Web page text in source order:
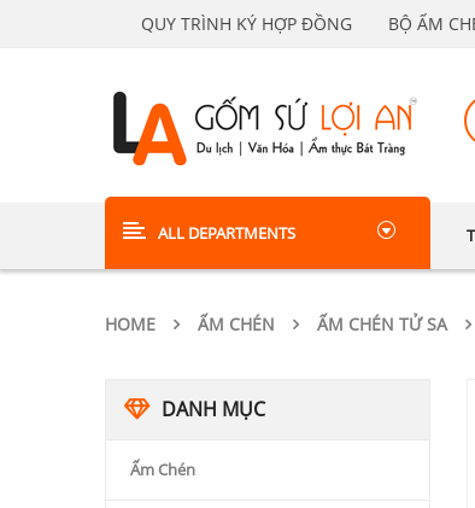
QUY TRÌNH KÝ HỢP ĐỒNG BỘ ẤM
ALL DEPARTMENTS
HOME ẤM CHÉN ẤM CHÉN TỬ SA
DANH MỤC
Ấm Chén